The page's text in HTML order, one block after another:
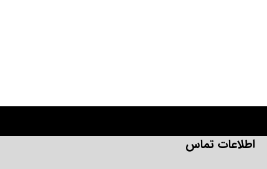
اطلاعات تماس